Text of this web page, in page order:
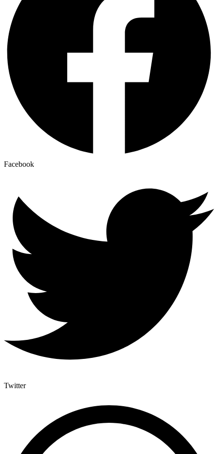
Facebook
Twitter